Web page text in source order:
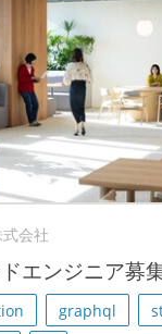
会社
エンジニア募
graphql